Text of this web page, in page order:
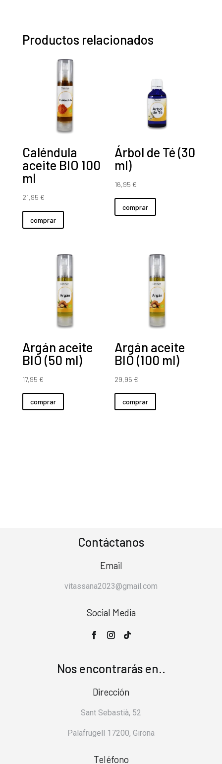
Productos relacionados
Caléndula
aceite BIO 100
ml
21,95 €
comprar
Árbol de Té (30
ml)
16,95 €
comprar
Argán aceite
BIO (50 ml)
17,95 €
comprar
Argán aceite
BIO (100 ml)
29,95 €
comprar
Contáctanos
Email
vitassana2023@gmail.com
Social Media
Nos encontrarás en..
Dirección
Sant Sebastià, 52
Palafrugell 17200, Girona
Teléfono